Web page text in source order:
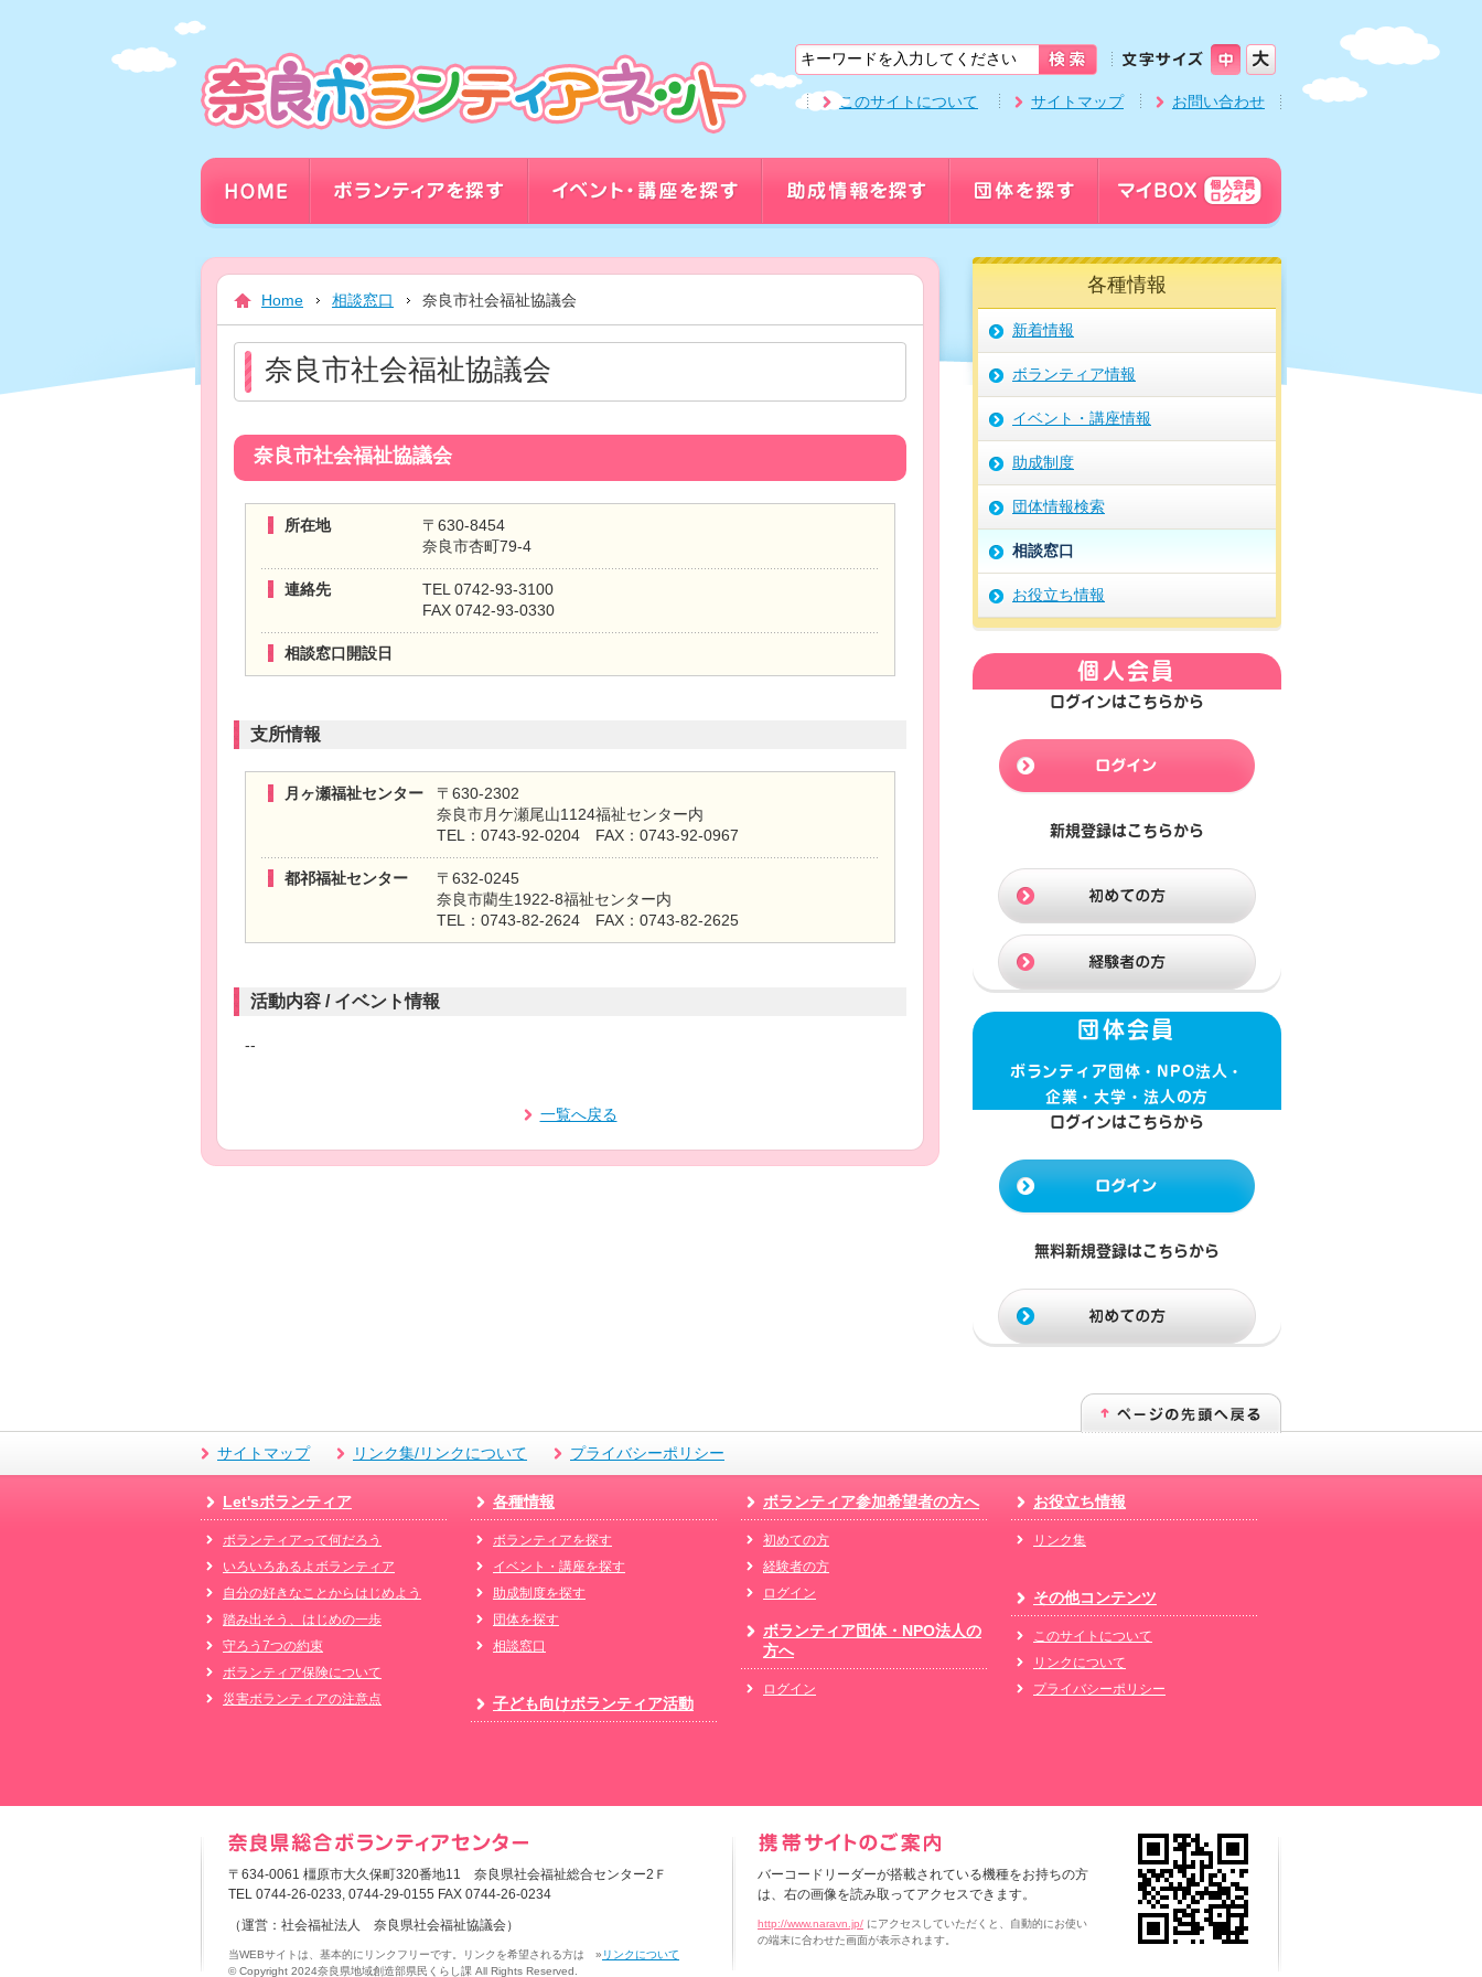
文
ま
で
ス
ッ
プ
このサイトについて サイトマップ お問い合わせ
Home 相談窓口 奈良市社会福祉協議会
奈良市社会福祉協議会
奈良市社会福祉協議会
所在地
〒630-8454
奈良市杏町79-4
連絡先
TEL 0742-93-3100
FAX 0742-93-0330
相談窓口開設日
支所情報
月ヶ瀬福祉センター
〒630-2302
奈良市月ケ瀬尾山1124福祉センター内
TEL：0743-92-0204 FAX：0743-92-0967
都祁福祉センター
〒632-0245
奈良市藺生1922-8福祉センター内
TEL：0743-82-2624 FAX：0743-82-2625
活動内容 / イベント情報
--
一覧へ戻る
各種情報
新着情報
ボランティア情報
イベント・講座情報
助成制度
団体情報検索
相談窓口
お役立ち情報
個人会員
ログインはこちらから
新規登録はこちらから
団体会員
ボランティア団体・NPO法人・
企業・大学・法人の方
ログインはこちらから
無料新規登録はこちらから
サイトマップ リンク集/リンクについて プライバシーポリシー
Let'sボランティア
ボランティアって何だろう
いろいろあるよボランティア
自分の好きなことからはじめよう
踏み出そう、はじめの一歩
守ろう7つの約束
ボランティア保険について
災害ボランティアの注意点
各種情報
ボランティアを探す
イベント・講座を探す
助成制度を探す
団体を探す
相談窓口
子ども向けボランティア活動
ボランティア参加希望者の方へ
初めての方
経験者の方
ログイン
お役立ち情報
リンク集
その他コンテンツ
このサイトについて
リンクについて
プライバシーポリシー
ボランティア団体・NPO法人の
方へ
ログイン
〒634-0061 橿原市大久保町320番地11 奈良県社会福祉総合センター2Ｆ
TEL 0744-26-0233, 0744-29-0155 FAX 0744-26-0234
（運営：社会福祉法人 奈良県社会福祉協議会）
当WEBサイトは、基本的にリンクフリーです。リンクを希望される方は » リンクについて
© Copyright 2024奈良県地域創造部県民くらし課 All Rights Reserved.
バーコードリーダーが搭載されている機種をお持ちの方
は、右の画像を読み取ってアクセスできます。
http://www.naravn.jp/ にアクセスしていただくと、自動的にお使い
の端末に合わせた画面が表示されます。